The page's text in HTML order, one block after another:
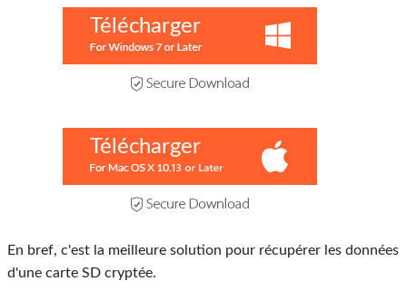
Télécharger
Télécharger
En bref, c'est la meilleure solution pour récupérer les données
d'une carte SD cryptée.